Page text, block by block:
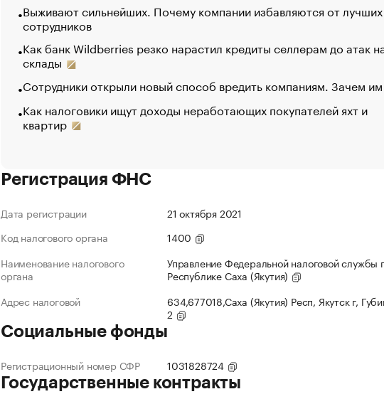
Выживают сильнейших. Почему компании избавляются от лучших
сотрудников
Как банк Wildberries резко нарастил кредиты селлерам до атак
склады
Сотрудники открыли новый способ вредить компаниям. Зачем
Как налоговики ищут доходы неработающих покупателей яхт и
квартир
Регистрация ФНС
Дата регистрации
21 октября 2021
Код налогового органа
1400
Наименование налогового
органа
Управление Федеральной налоговой службы
Республике Саха (Якутия)
Адрес налоговой
634,677018,Саха (Якутия) Респ, Якутск г,
2
Социальные фонды
Регистрационный номер СФР 1031828724
Государственные контракты